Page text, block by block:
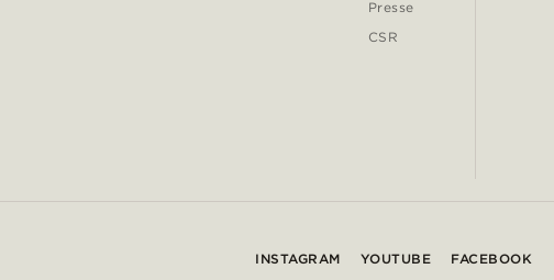
Presse
CSR
INSTAGRAM YOUTUBE FACEBOOK